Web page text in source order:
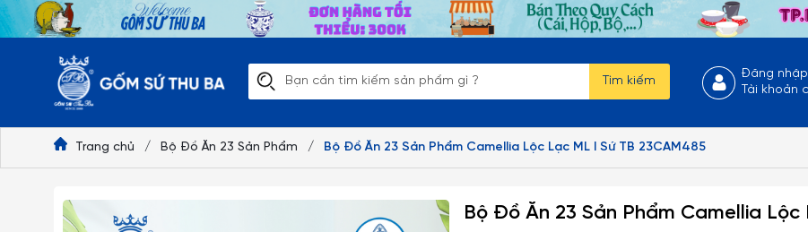
Tìm kiếm
Đăng nhập
Tài khoản
Trang chủ / Bộ Đồ Ăn 23 Sản Phẩm / Bộ Đồ Ăn 23 Sản Phẩm Camellia Lộc Lạc ML I Sứ TB 23CAM485
Bộ Đồ Ăn 23 Sản Phẩm Camellia Lộc